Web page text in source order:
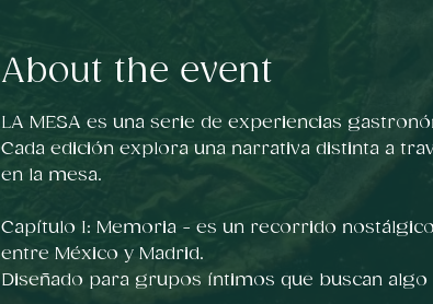
About the event
LA MESA es una serie de experiencias
Cada edición explora una narrativa distinta a
en la mesa.
Capítulo I: Memoria - es un recorrido
entre México y Madrid.
Diseñado para grupos íntimos que buscan algo